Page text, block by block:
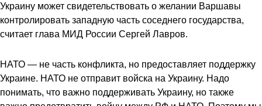
Украину может свидетельствовать о желании Варшавы
контролировать западную часть соседнего государства,
считает глава МИД России Сергей Лавров.
НАТО — не часть конфликта, но предоставляет поддержку
Украине. НАТО не отправит войска на Украину. Надо
понимать, что важно поддерживать Украину, но также